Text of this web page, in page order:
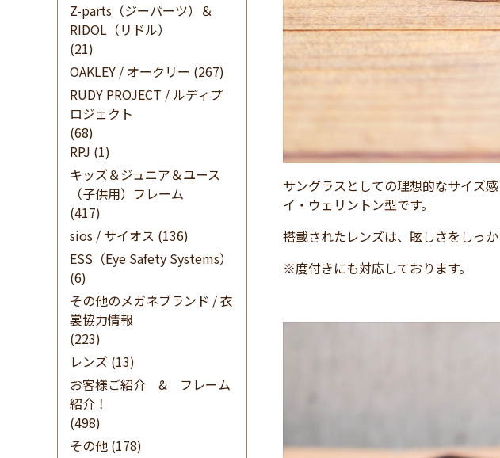
Z-parts（ジーパーツ）＆
RIDOL（リドル）
(21)
OAKLEY / オークリー (267)
RUDY PROJECT / ルディプ
ロジェクト
(68)
RPJ (1)
キッズ＆ジュニア＆ユース
（子供用）フレーム
(417)
sios / サイオス (136)
ESS（Eye Safety Systems）
(6)
その他のメガネブランド / 衣
裳協力情報
(223)
レンズ (13)
お客様ご紹介 & フレーム
紹介！
(498)
その他 (178)
サングラスとしての理想的なサイズ
イ・ウェリントン型です。
搭載されたレンズは、眩しさをしっ
※度付きにも対応しております。